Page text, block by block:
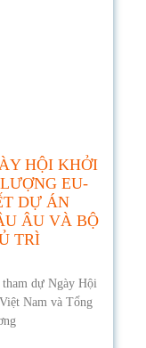
HỘI KHỞI
EU-
DỰ ÁN
ÂU VÀ BỘ
TRÌ
dự Ngày Hội
Nam và Tổng